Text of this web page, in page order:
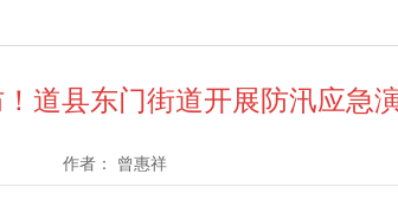
！道县东门街道开展防汛应急
作者： 曾惠祥